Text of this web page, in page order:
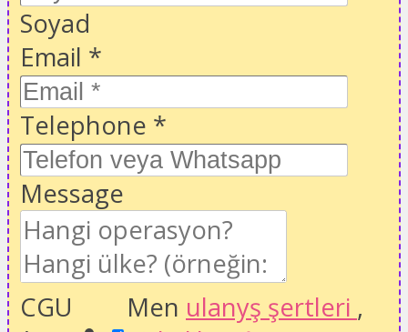
Soyad
Email *
Telephone *
Message
CGU
Men ulanyş şertleri ,